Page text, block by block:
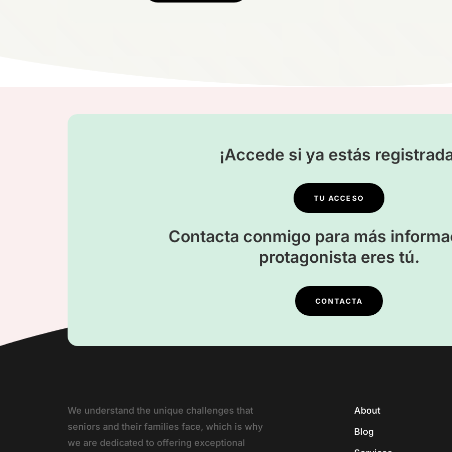
¡Accede si ya estás
TU ACCESO
Contacta conmigo para más
protagonista eres tú.
CONTACTA
We understand the unique challenges that
seniors and their families face, which is why
we are dedicated to offering exceptional
About
Blog